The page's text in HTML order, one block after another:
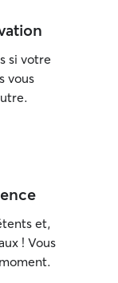
si votre
vous
et,
! Vous